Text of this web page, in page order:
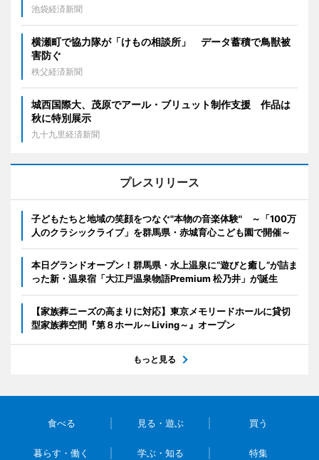
池袋経済新聞
横瀬町で協力隊が「けもの相談所」 データ蓄積で鳥獣被
害防ぐ
秩父経済新聞
城西国際大、茂原でアール・ブリュット制作支援 作品は
秋に特別展示
九十九里経済新聞
プレスリリース
子どもたちと地域の笑顔をつなぐ"本物の音楽体験" ～「100万
人のクラシックライブ」を群馬県・赤城育心こども園で開催～
本日グランドオープン！群馬県・水上温泉に“遊びと癒し”が詰ま
った新・温泉宿「大江戸温泉物語Premium 松乃井」が誕生
【家族葬ニーズの高まりに対応】東京メモリードホールに貸切
型家族葬空間『第８ホール～Living～』オープン
もっと見る
食べる 見る・遊ぶ 買う
暮らす・働く 学ぶ・知る 特集